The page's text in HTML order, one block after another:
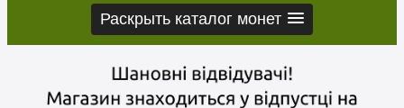
Раскрыть каталог монет